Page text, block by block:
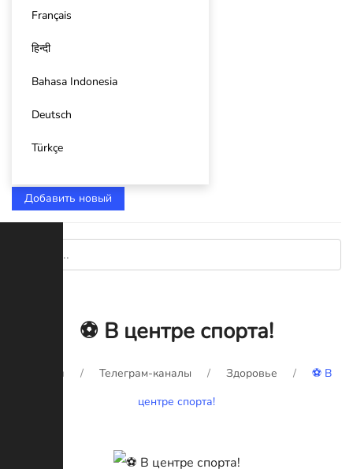
Français
हिन्दी
Bahasa Indonesia
Deutsch
Türkçe
Добавить новый
⚽️ В центре спорта!
Главная Телеграм-каналы Здоровье
⚽️ В
центре спорта!